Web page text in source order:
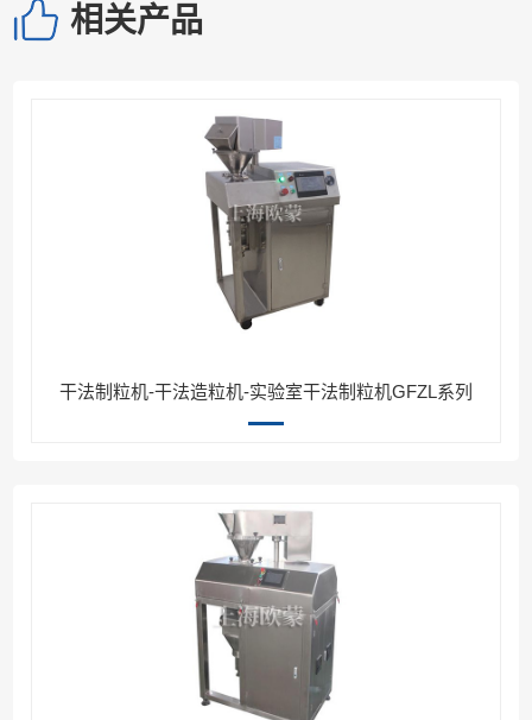
相关产品
干法制粒机-干法造粒机-实验室干法制粒机GFZL系列